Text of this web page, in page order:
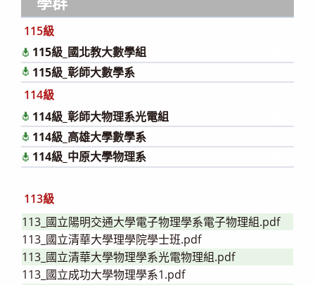
115級
115級_國北教大數學組
115級_彰師大數學系
114級
114級_彰師大物理系光電組
114級_高雄大學數學系
114級_中原大學物理系
113級
113_國立陽明交通大學電子物理學系電子物理組.pdf
113_國立清華大學理學院學士班.pdf
113_國立清華大學物理學系光電物理組.pdf
113_國立成功大學物理學系1.pdf